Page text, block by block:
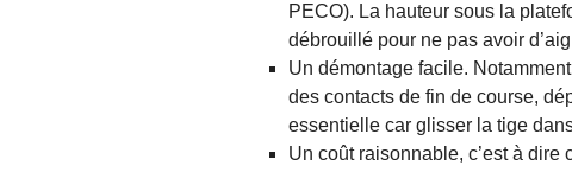
PECO). La hauteur sous la
débrouillé pour ne pas avoir
Un démontage facile.
des contacts de fin de course,
essentielle car glisser la tige
Un coût raisonnable, c’est à